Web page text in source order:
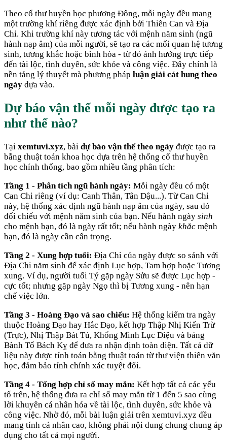
Theo cổ thư huyền học phương Đông, mỗi ngày đều mang
một trường khí riêng được xác định bởi Thiên Can và Địa
Chi. Khi trường khí này tương tác với mệnh năm sinh (ngũ
hành nạp âm) của mỗi người, sẽ tạo ra các mối quan hệ tương
sinh, tương khắc hoặc bình hòa - từ đó ảnh hưởng trực tiếp
đến tài lộc, tình duyên, sức khỏe và công việc. Đây chính là
nền tảng lý thuyết mà phương pháp luận giải cát hung theo
ngày dựa vào.
Dự báo vận thế mỗi ngày được tạo ra
như thế nào?
Tại xemtuvi.xyz, bài dự báo vận thế theo ngày được tạo ra
bằng thuật toán khoa học dựa trên hệ thống cổ thư huyền
học chính thống, bao gồm nhiều tầng phân tích:
Tầng 1 - Phân tích ngũ hành ngày: Mỗi ngày đều có một
Can Chi riêng (ví dụ: Canh Thân, Tân Dậu...). Từ Can Chi
này, hệ thống xác định ngũ hành nạp âm của ngày, sau đó
đối chiếu với mệnh năm sinh của bạn. Nếu hành ngày sinh
cho mệnh bạn, đó là ngày rất tốt; nếu hành ngày khắc mệnh
bạn, đó là ngày cần cẩn trọng.
Tầng 2 - Xung hợp tuổi: Địa Chi của ngày được so sánh với
Địa Chi năm sinh để xác định Lục hợp, Tam hợp hoặc Tương
xung. Ví dụ, người tuổi Tý gặp ngày Sửu sẽ được Lục hợp -
cực tốt; nhưng gặp ngày Ngọ thì bị Tương xung - nên hạn
chế việc lớn.
Tầng 3 - Hoàng Đạo và sao chiếu: Hệ thống kiểm tra ngày
thuộc Hoàng Đạo hay Hắc Đạo, kết hợp Thập Nhị Kiến Trừ
(Trực), Nhị Thập Bát Tú, Khổng Minh Lục Diệu và bảng
Bành Tổ Bách Kỵ để đưa ra nhận định toàn diện. Tất cả dữ
liệu này được tính toán bằng thuật toán từ thư viện thiên văn
học, đảm bảo tính chính xác tuyệt đối.
Tầng 4 - Tổng hợp chỉ số may mắn: Kết hợp tất cả các yếu
tố trên, hệ thống đưa ra chỉ số may mắn từ 1 đến 5 sao cùng
lời khuyên cá nhân hóa về tài lộc, tình duyên, sức khỏe và
công việc. Nhờ đó, mỗi bài luận giải trên xemtuvi.xyz đều
mang tính cá nhân cao, không phải nội dung chung chung áp
dụng cho tất cả mọi người.